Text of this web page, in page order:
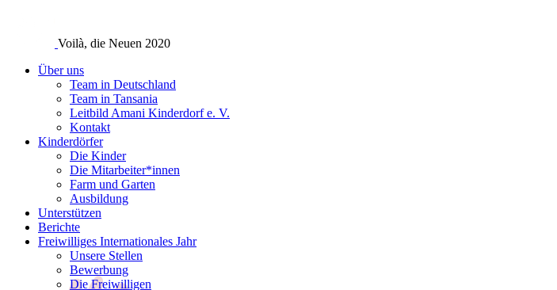
Voilà, die Neuen 2020
Über uns
Team in Deutschland
Team in Tansania
Leitbild Amani Kinderdorf e. V.
Kontakt
Kinderdörfer
Die Kinder
Die Mitarbeiter*innen
Farm und Garten
Ausbildung
Unterstützen
Berichte
Freiwilliges Internationales Jahr
Unsere Stellen
Bewerbung
Die Freiwilligen